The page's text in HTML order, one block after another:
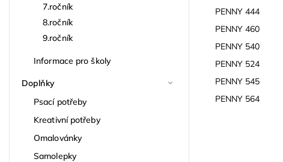
7.ročník
8.ročník
9.ročník
Informace pro školy
Doplňky
Psací potřeby
Kreativní potřeby
Omalovánky
Samolepky
PENNY 444
PENNY 460
PENNY 540
PENNY 524
PENNY 545
PENNY 564